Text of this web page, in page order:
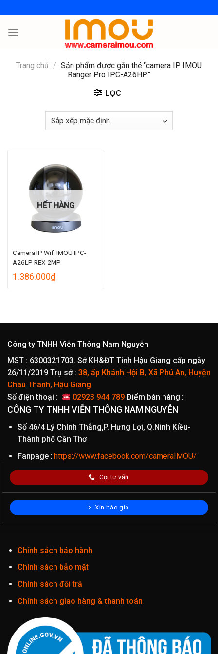
to
content
Trang chủ / Sản phẩm được gắn thẻ “camera IP IMOU
Ranger Pro IPC-A26HP”
LỌC
HẾT HÀNG
Camera IP Wifi IMOU IPC-
A26LP REX 2MP
1.386.000₫
Công ty TNHH Viễn Thông Nam Nguyễn
MST : 6300321703. Sở KH&ĐT Tỉnh Hậu Giang cấp ngày
26/11/2019 Trụ sở : 38, ấp Khánh Hội B, Xã Phú An, Huyện
Châu Thành, Hậu Giang
Số điện thoại :
02923 944 789 Điểm bán hàng :
CÔNG TY TNHH VIỄN THÔNG NAM NGUYỄN
Số 46/4 Lý Chính Thắng,P. Hưng Lợi, Q.Ninh Kiều-
Thành phố Cần Thơ
Fanpage: https://www.facebook.com/cameraIMOU/
Gọi tư vấn
Xin báo giá
Chính sách bảo hành
Chính sách bảo mật
Chính sách đổi trả
Chính sách giao hàng & thanh toán